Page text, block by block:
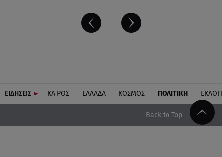
ΕΙΔΗΣΕΙΣ ΚΑΙΡΟΣ ΕΛΛΑΔΑ ΚΟΣΜΟΣ ΠΟΛΙΤΙΚΗ
Back to Top